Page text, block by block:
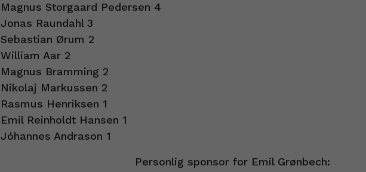
Magnus Storgaard Pedersen 4
Jonas Raundahl 3
Sebastian Ørum 2
William Aar 2
Magnus Bramming 2
Nikolaj Markussen 2
Rasmus Henriksen 1
Emil Reinholdt Hansen 1
Jóhannes Andrason 1
Personlig sponsor for Emil Grønbech: